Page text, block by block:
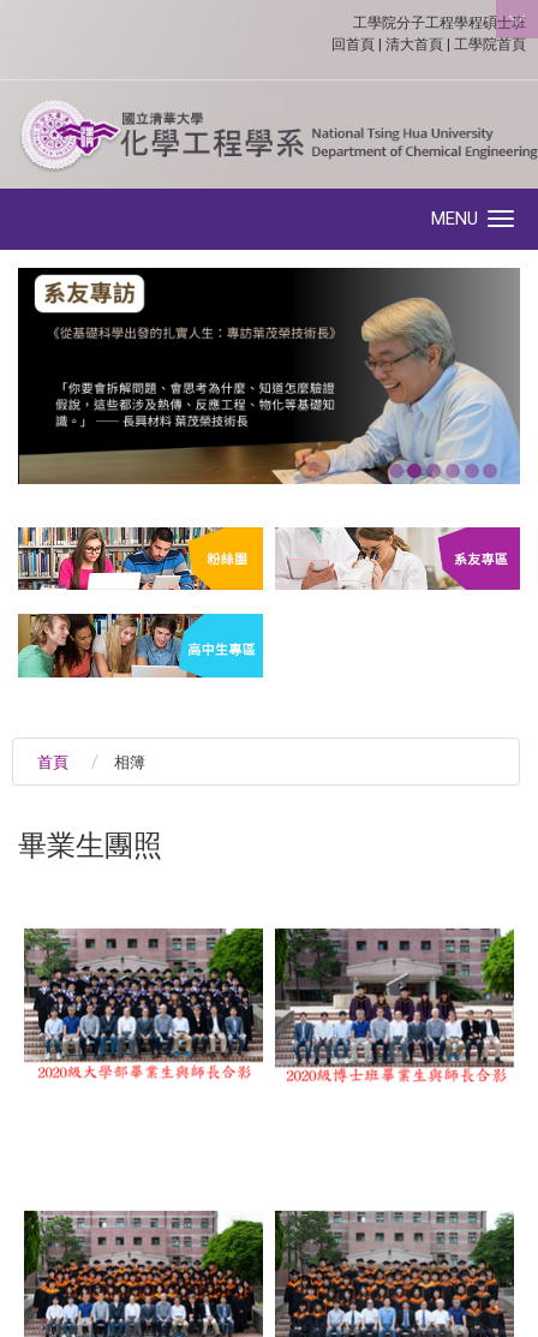
:::
工學院分子工程學程碩士班
回首頁
清大首頁 工學院首頁
MENU
首頁 相簿
畢業生團照